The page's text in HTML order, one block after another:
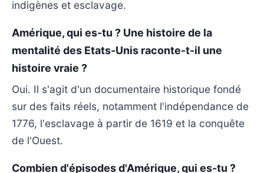
indigènes et esclavage.
Amérique, qui es-tu ? Une histoire de la
mentalité des Etats-Unis raconte-t-il une
histoire vraie ?
Oui. Il s'agit d'un documentaire historique fondé
sur des faits réels, notamment l'indépendance de
1776, l'esclavage à partir de 1619 et la conquête
de l'Ouest.
Combien d'épisodes d'Amérique, qui es-tu ?